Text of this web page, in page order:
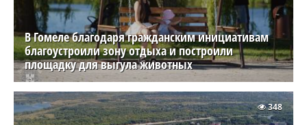
В Гомеле благодаря гражданским инициативам
благоустроили зону отдыха и построили
площадку для выгула животных
348